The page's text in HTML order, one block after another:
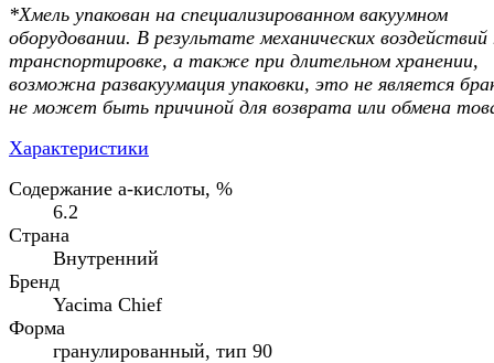
*Хмель упакован на специализированном вакуумном
оборудовании. В результате механических воздействий
транспортировке, а также при длительном хранении,
возможна развакуумация упаковки, это не является
не может быть причиной для возврата или обмена
Характеристики
Содержание а-кислоты, %
6.2
Страна
Внутренний
Бренд
Yacima Chief
Форма
гранулированный, тип 90